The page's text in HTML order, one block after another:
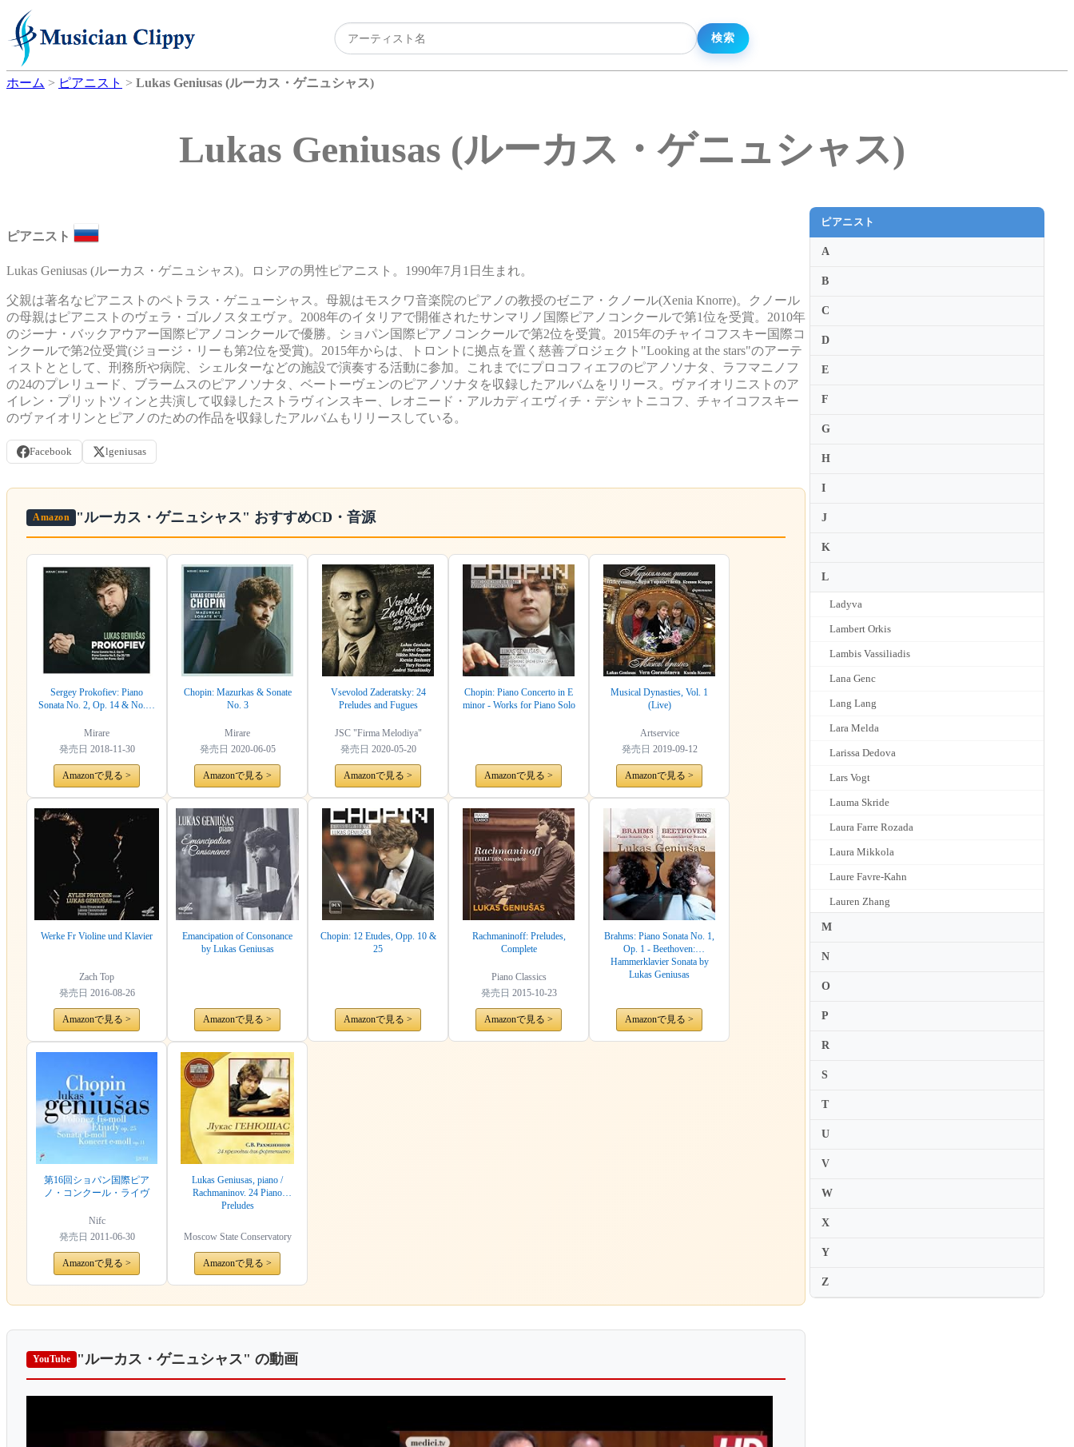
ホーム > ピアニスト > Lukas Geniusas (ルーカス・ゲニュシャス)
Lukas Geniusas (ルーカス・ゲニュシャス)
ピアニスト
Lukas Geniusas (ルーカス・ゲニュシャス)。ロシアの男性ピアニスト。1990年7月1日生まれ。
父親は著名なピアニストのペトラス・ゲニューシャス。母親はモスクワ音楽院のピアノの教授のゼニア・クノール(Xenia Knorre)。クノール
の母親はピアニストのヴェラ・ゴルノスタエヴァ。2008年のイタリアで開催されたサンマリノ国際ピアノコンクールで第1位を受賞。2010年
のジーナ・バックアウアー国際ピアノコンクールで優勝。ショパン国際ピアノコンクールで第2位を受賞。2015年のチャイコフスキー国際コ
ンクールで第2位受賞(ジョージ・リーも第2位を受賞)。2015年からは、トロントに拠点を置く慈善プロジェクト"Looking at the stars"のアーテ
ィストととして、刑務所や病院、シェルターなどの施設で演奏する活動に参加。これまでにプロコフィエフのピアノソナタ、ラフマニノフ
の24のプレリュード、ブラームスのピアノソナタ、ベートーヴェンのピアノソナタを収録したアルバムをリリース。ヴァイオリニストのア
イレン・プリットツィンと共演して収録したストラヴィンスキー、レオニード・アルカディエヴィチ・デシャトニコフ、チャイコフスキー
のヴァイオリンとピアノのための作品を収録したアルバムもリリースしている。
Facebook lgeniusas
Amazon "ルーカス・ゲニュシャス" おすすめCD・音源
Sergey Prokofiev: Piano
Sonata No. 2, Op. 14 & No. 5,
Piano, Op. 12
Mirare
発売日 2018-11-30
Amazonで見る >
Chopin: Mazurkas & Sonate
No. 3
Mirare
発売日 2020-06-05
Amazonで見る >
Vsevolod Zaderatsky: 24
Preludes and Fugues
JSC "Firma Melodiya"
発売日 2020-05-20
Amazonで見る >
Chopin: Piano Concerto in E
minor - Works for Piano Solo
Amazonで見る >
Musical Dynasties, Vol. 1
(Live)
Artservice
発売日 2019-09-12
Amazonで見る >
Werke Fr Violine und Klavier
Zach Top
発売日 2016-08-26
Amazonで見る >
Emancipation of Consonance
by Lukas Geniusas
Amazonで見る >
Chopin: 12 Etudes, Opp. 10 &
25
Amazonで見る >
Rachmaninoff: Preludes,
Complete
Piano Classics
発売日 2015-10-23
Amazonで見る >
Brahms: Piano Sonata No. 1,
Op. 1 - Beethoven:
Hammerklavier Sonata by
Lukas Geniusas
Amazonで見る >
第16回ショパン国際ピア
ノ・コンクール・ライヴ
Nifc
発売日 2011-06-30
Amazonで見る >
Lukas Geniusas, piano /
Rachmaninov. 24 Piano
Preludes
Moscow State Conservatory
Amazonで見る >
YouTube "ルーカス・ゲニュシャス" の動画
ピアニスト
A
B
C
D
E
F
G
H
I
J
K
L
Ladyva
Lambert Orkis
Lambis Vassiliadis
Lana Genc
Lang Lang
Lara Melda
Larissa Dedova
Lars Vogt
Lauma Skride
Laura Farre Rozada
Laura Mikkola
Laure Favre-Kahn
Lauren Zhang
Laurent Martin
Leonie Karatas
Leticia Gomez Tagle
M
N
O
P
R
S
T
U
V
W
X
Y
Z